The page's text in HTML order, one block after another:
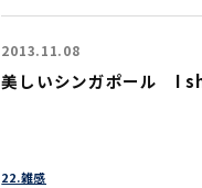
美しいシンガポール I
22.雑感
2013.11.08